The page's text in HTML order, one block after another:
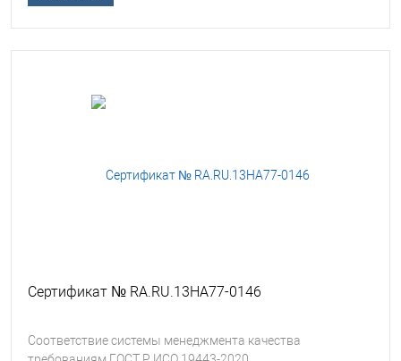
Сертификат № RA.RU.13HA77-0146
Соответствие системы менеджмента качества